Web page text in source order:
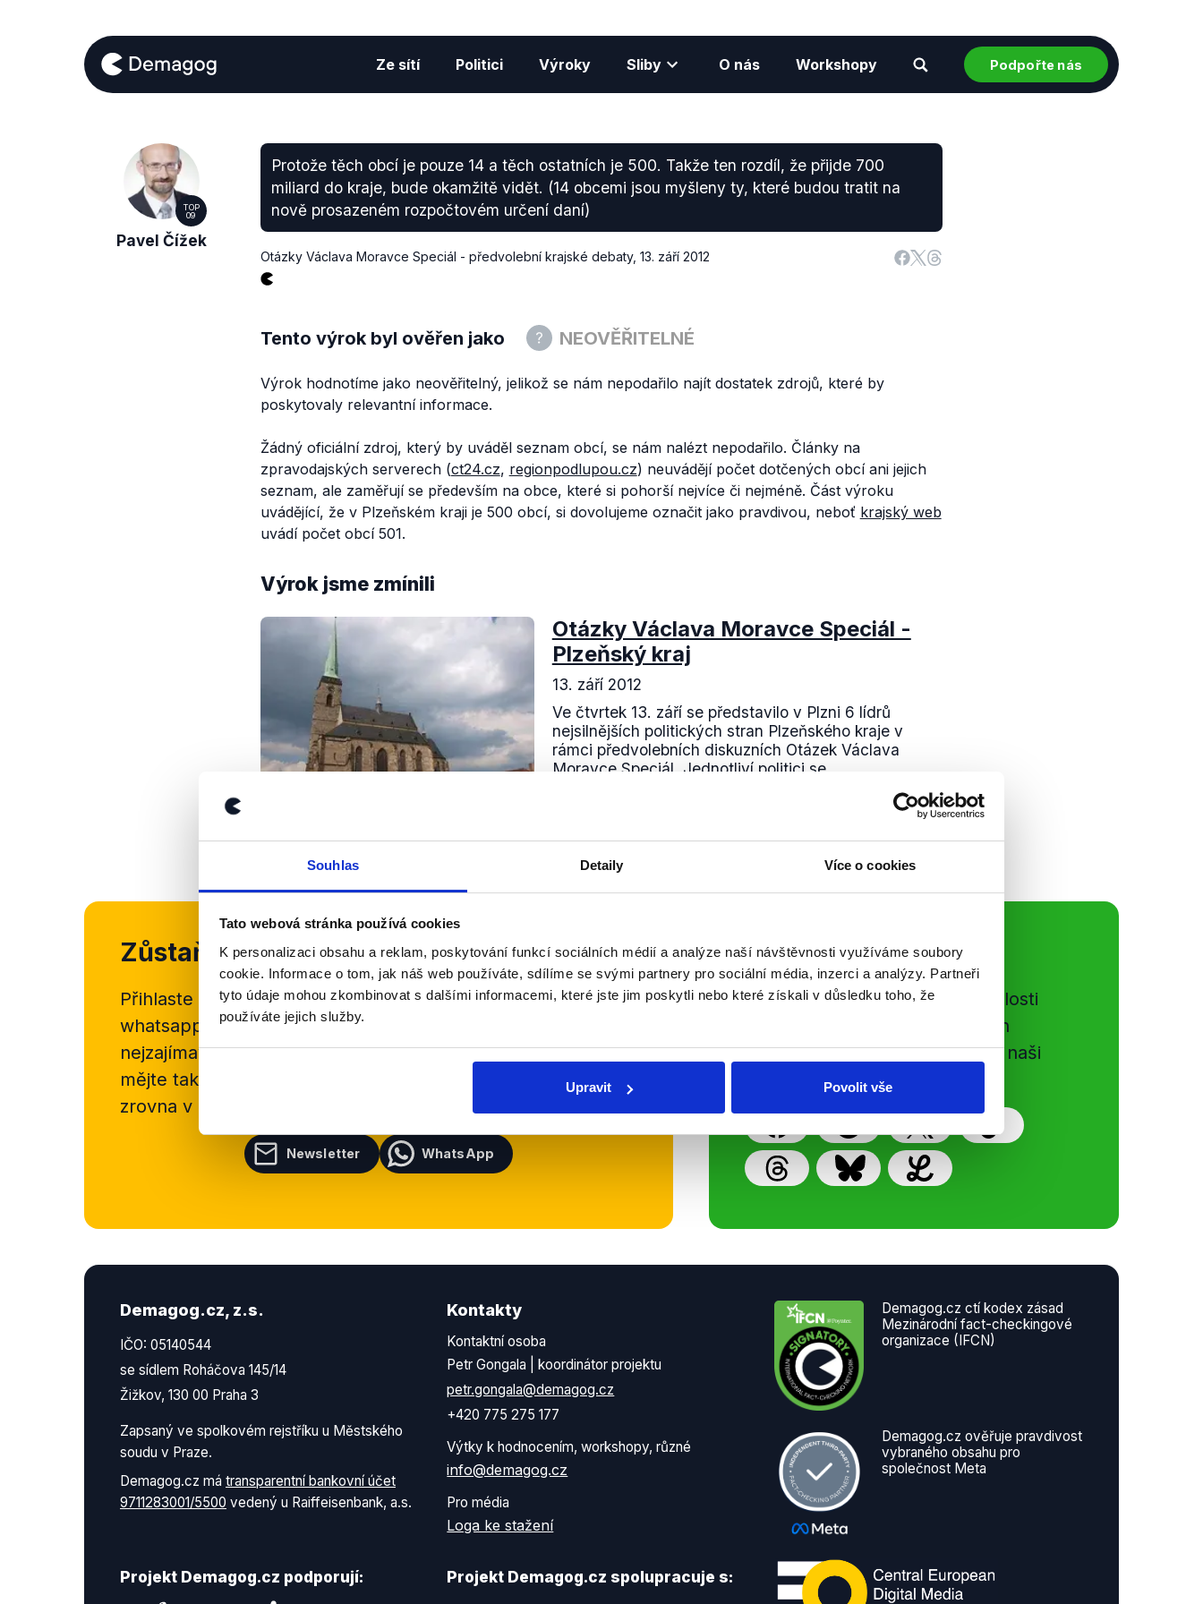
Souhlas Detaily Více o cookies
Tato webová stránka používá cookies
K personalizaci obsahu a reklam, poskytování funkcí sociálních médií a analýze naší návštěvnosti využíváme soubory
cookie. Informace o tom, jak náš web používáte, sdílíme se svými partnery pro sociální média, inzerci a analýzy. Partneři
tyto údaje mohou zkombinovat s dalšími informacemi, které jste jim poskytli nebo které získali v důsledku toho, že
používáte jejich služby.
Upravit Povolit vše
Ze sítí Politici Výroky Sliby O nás Workshopy Podpořte nás
TOP
09
Pavel Čížek
Protože těch obcí je pouze 14 a těch ostatních je 500. Takže ten rozdíl, že přijde 700
miliard do kraje, bude okamžitě vidět. (14 obcemi jsou myšleny ty, které budou tratit na
nově prosazeném rozpočtovém určení daní)
Otázky Václava Moravce Speciál - předvolební krajské debaty, 13. září 2012
Tento výrok byl ověřen jako NEOVĚŘITELNÉ
Výrok hodnotíme jako neověřitelný, jelikož se nám nepodařilo najít dostatek zdrojů, které by
poskytovaly relevantní informace.
Žádný oficiální zdroj, který by uváděl seznam obcí, se nám nalézt nepodařilo. Články na
zpravodajských serverech (ct24.cz, regionpodlupou.cz) neuvádějí počet dotčených obcí ani jejich
seznam, ale zaměřují se především na obce, které si pohorší nejvíce či nejméně. Část výroku
uvádějící, že v Plzeňském kraji je 500 obcí, si dovolujeme označit jako pravdivou, neboť krajský web
uvádí počet obcí 501.
Výrok jsme zmínili
OVĚŘENO
Otázky Václava Moravce Speciál -
Plzeňský kraj
13. září 2012
Ve čtvrtek 13. září se představilo v Plzni 6 lídrů
nejsilnějších politických stran Plzeňského kraje v
rámci předvolebních diskuzních Otázek Václava
Moravce Speciál. Jednotliví politici se...
Zůstaňme v kontaktu
Přihlaste se k odběru našehonewsletteru nebo
whatsappového kanálu, kde pravidelně přinášíme shrnutí
nejzajímavějších článků a analýz. Začněte nás odebírat, a
mějte tak přehled o tom, jaké dezinformace a nepravdy se
zrovna v Česku šíří.
Newsletter WhatsApp
Sociální sítě
Nenechte si ujít nejnovější události
z Demagog.cz. Sdílením našich
příspěvků přátelům podpoříte naši
Demagog.cz, z.s.
IČO: 05140544
se sídlem Roháčova 145/14
Žižkov, 130 00 Praha 3
Zapsaný ve spolkovém rejstříku u Městského
soudu v Praze.
Demagog.cz má transparentní bankovní účet
9711283001/5500 vedený u Raiffeisenbank, a.s.
Kontakty
Kontaktní osoba
Petr Gongala | koordinátor projektu
petr.gongala@demagog.cz
+420 775 275 177
Výtky k hodnocením, workshopy, různé
info@demagog.cz
Pro média
Loga ke stažení
Projekt Demagog.cz podporují: Projekt Demagog.cz spolupracuje s:
Demagog.cz ctí kodex zásad
Mezinárodní fact-checkingové
organizace (IFCN)
Demagog.cz ověřuje pravdivost
vybraného obsahu pro
společnost Meta